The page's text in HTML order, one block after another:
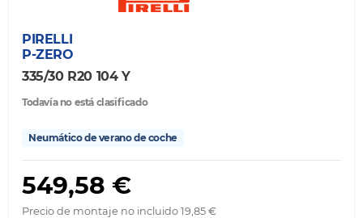
PIRELLI
P-ZERO
335/30 R20 104 Y
Todavía no está clasificado
Neumático de verano de coche
549,58 €
Precio de montaje no incluido 19,85 €